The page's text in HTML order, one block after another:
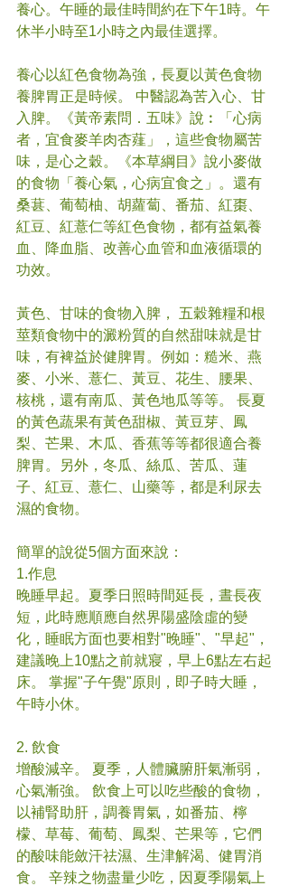
養心。午睡的最佳時間約在下午1時。午
休半小時至1小時之內最佳選擇。
養心以紅色食物為強，長夏以黃色食物
養脾胃正是時候。 中醫認為苦入心、甘
入脾。《黃帝素問．五味》說︰「心病
者，宜食麥羊肉杏薤」，這些食物屬苦
味，是心之穀。《本草綱目》說小麥做
的食物「養心氣，心病宜食之」。還有
桑葚、葡萄柚、胡蘿蔔、番茄、紅棗、
紅豆、紅薏仁等紅色食物，都有益氣養
血、降血脂、改善心血管和血液循環的
功效。
黃色、甘味的食物入脾， 五穀雜糧和根
莖類食物中的澱粉質的自然甜味就是甘
味，有裨益於健脾胃。例如：糙米、燕
麥、小米、薏仁、黃豆、花生、腰果、
核桃，還有南瓜、黃色地瓜等等。 長夏
的黃色蔬果有黃色甜椒、黃豆芽、鳳
梨、芒果、木瓜、香蕉等等都很適合養
脾胃。另外，冬瓜、絲瓜、苦瓜、蓮
子、紅豆、薏仁、山藥等，都是利尿去
濕的食物。
簡單的說從5個方面來說：
1.作息
晚睡早起。夏季日照時間延長，晝長夜
短，此時應順應自然界陽盛陰虛的變
化，睡眠方面也要相對"晚睡"、"早起"，
建議晚上10點之前就寢，早上6點左右起
床。 掌握"子午覺"原則，即子時大睡，
午時小休。
2. 飲食
增酸減辛。 夏季，人體臟腑肝氣漸弱，
心氣漸強。 飲食上可以吃些酸的食物，
以補腎助肝，調養胃氣，如番茄、檸
檬、草莓、葡萄、鳳梨、芒果等，它們
的酸味能斂汗祛濕、生津解渴、健胃消
食。 辛辣之物盡量少吃，因夏季陽氣上